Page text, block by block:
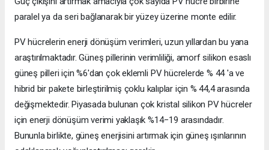
paralel ya da seri bağlanarak bir yüzey üzerine monte edilir.
PV hücrelerin enerji dönüşüm verimleri, uzun yıllardan bu yana
araştırılmaktadır. Güneş pillerinin verimliliği, amorf silikon esaslı
güneş pilleri için %6'dan çok eklemli PV hücrelerde % 44 'a ve
hibrid bir pakete birleştirilmiş çoklu kalıplar için % 44,4 arasında
değişmektedir. Piyasada bulunan çok kristal silikon PV hücreler
için enerji dönüşüm verimi yaklaşık %14−19 arasındadır.
Bununla birlikte, güneş enerjisini artırmak için güneş ışınlarının